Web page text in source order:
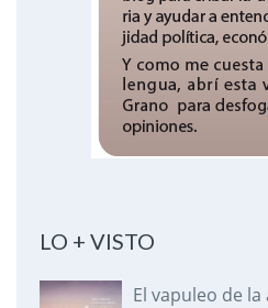
LO + VISTO
El vapuleo de